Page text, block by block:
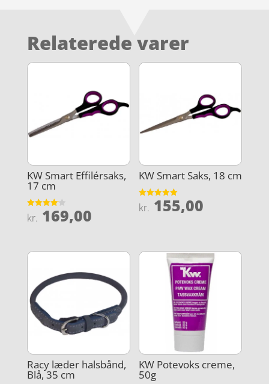
Relaterede varer
KW Smart Effilérsaks,
17 cm
Vurderet
4.1
kr. 169,00
KW Smart Saks, 18 cm
Vurderet
5
kr. 155,00
Racy læder halsbånd,
Blå, 35 cm
KW Potevoks creme,
50g